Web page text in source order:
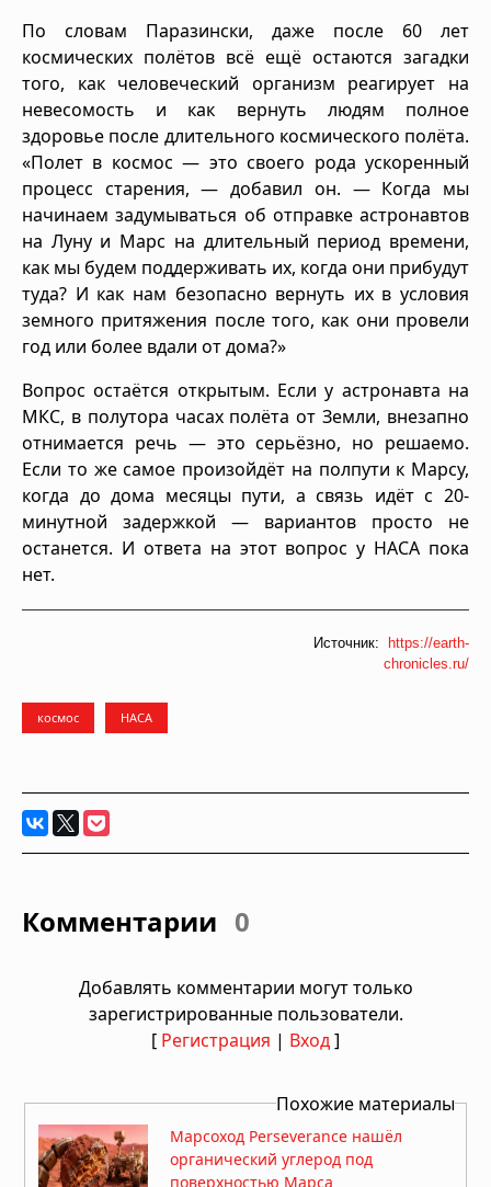
По словам Паразински, даже после 60 лет
космических полётов всё ещё остаются загадки
того, как человеческий организм реагирует на
невесомость и как вернуть людям полное
здоровье после длительного космического полёта.
«Полет в космос — это своего рода ускоренный
процесс старения, — добавил он. — Когда мы
начинаем задумываться об отправке астронавтов
на Луну и Марс на длительный период времени,
как мы будем поддерживать их, когда они прибудут
туда? И как нам безопасно вернуть их в условия
земного притяжения после того, как они провели
год или более вдали от дома?»
Вопрос остаётся открытым. Если у астронавта на
МКС, в полутора часах полёта от Земли, внезапно
отнимается речь — это серьёзно, но решаемо.
Если то же самое произойдёт на полпути к Марсу,
когда до дома месяцы пути, а связь идёт с 20-
минутной задержкой — вариантов просто не
останется. И ответа на этот вопрос у НАСА пока
нет.
Источник:
https://earth-
chronicles.ru/
космос НАСА
Комментарии 0
Добавлять комментарии могут только
зарегистрированные пользователи.
[ Регистрация | Вход]
Похожие материалы
Марсоход Perseverance нашёл
органический углерод под
поверхностью Марса